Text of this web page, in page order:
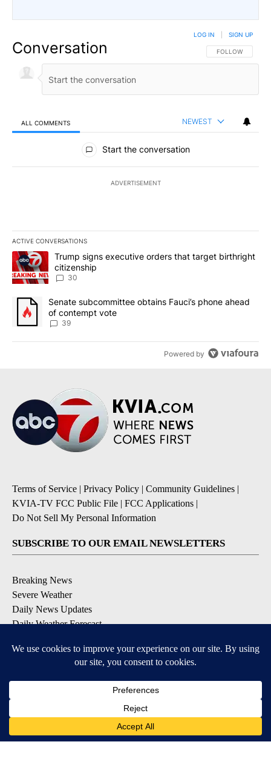
Conversation FOLLOW THIS
FOLLOW
LOG IN SIGN UP
ALL COMMENTS NEWEST
All Comments
Start the conversation
ADVERTISEMENT
ACTIVE CONVERSATIONS
The following is a list of the most commented articles in the last
A trending article titled "Trump signs executive orders that
Trump signs executive orders that target birthright
citizenship
30
A trending article titled "Senate subcommittee obtains Fauci’s
Senate subcommittee obtains Fauci’s phone ahead
of contempt vote
39
Powered by
Terms of Service | Privacy Policy | Community Guidelines |
KVIA-TV FCC Public File | FCC Applications |
Do Not Sell My Personal Information
SUBSCRIBE TO OUR EMAIL NEWSLETTERS
Breaking News
Severe Weather
Daily News Updates
Daily Weather Forecast
Contests & Promotions
DOWNLOAD OUR APPS
Available for iOS and Android